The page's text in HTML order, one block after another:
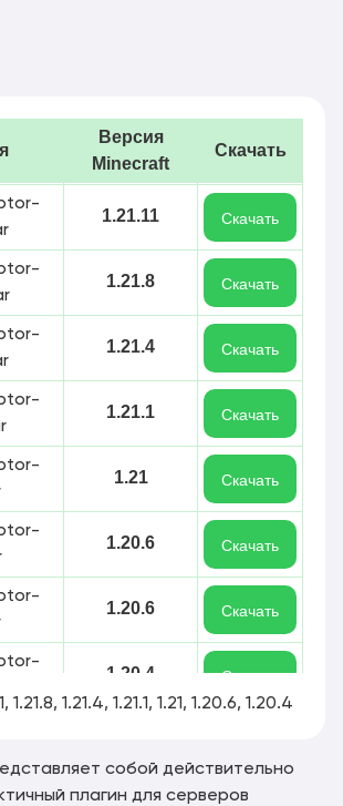
Версия
Minecraft
Скачать
1.21.11 Скачать
1.21.8 Скачать
1.21.4 Скачать
1.21.1 Скачать
1.21 Скачать
1.20.6 Скачать
1.20.6 Скачать
1.20.4 Скачать
1.21.8, 1.21.4, 1.21.1, 1.21, 1.20.6, 1.20.4
собой действительно
плагин для серверов